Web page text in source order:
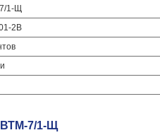
1-Щ
2В
7/1-Щ